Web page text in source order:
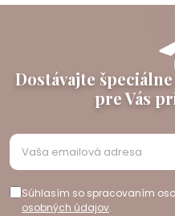
Dostávajte
pre Vás
Súhlasím so spracovaním
osobných údajov.